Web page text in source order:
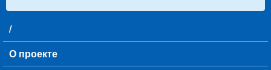
Main menu
/
О проекте